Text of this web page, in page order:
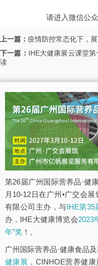
请进入微信公
上一篇： 疫情防控常态化下，
下一篇： IHE大健康展云课堂
读
第26届广州国际营养品·健
月10-12日在广州•广交会
有限公司主办，与IHE第35
办，IHE大健康博览会2023
年”奖 ！。
广州国际营养品·健康食品
健康展 ，CINHOE营养健